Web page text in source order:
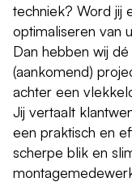
techniek? Word jij
optimaliseren van
Dan hebben wij
(aankomend)
achter een
Jij vertaalt
een praktisch en
scherpe blik en